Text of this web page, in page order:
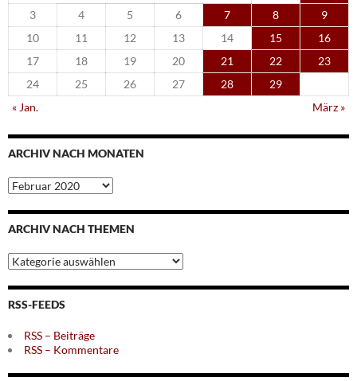
3
4 5 6 7 8
9
10
11 12 13 14 15
16
17
18 19 20 21 22
23
24
25 26 27 28
29
« Jan.
März »
ARCHIV NACH MONATEN
Archiv
nach
Monaten
ARCHIV NACH THEMEN
Archiv
nach
Themen
RSS-FEEDS
RSS – Beiträge
RSS – Kommentare